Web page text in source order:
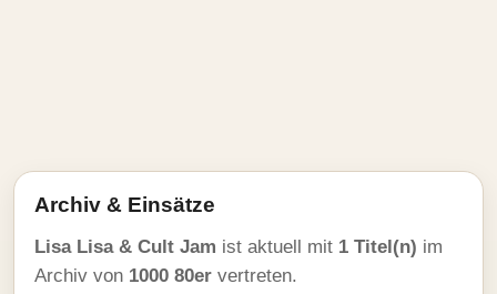
Archiv & Einsätze
Lisa Lisa & Cult Jam ist aktuell mit 1 Titel(n) im
Archiv von 1000 80er vertreten.